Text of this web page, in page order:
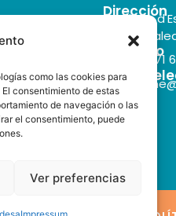
como las cookies para
consentimiento de estas
de navegación o las
el consentimiento, puede
Ver preferencias
Dirección
Plaça
Illes
Teléfono
+34 971
Correo